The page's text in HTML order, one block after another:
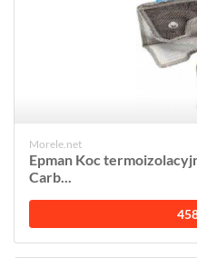
Morele.net
Epman Koc
Carb...